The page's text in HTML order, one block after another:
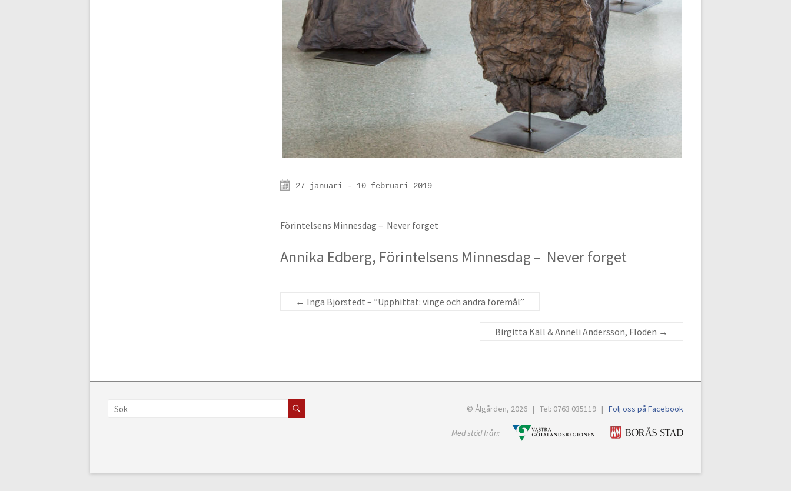
27 januari - 10 februari 2019
Förintelsens Minnesdag – Never forget
Annika Edberg, Förintelsens Minnesdag – Never forget
← Inga Björstedt – ”Upphittat: vinge och andra föremål”
Birgitta Käll & Anneli Andersson, Flöden →
© Ålgården, 2026 | Tel: 0763 035119 | Följ oss på Facebook
Med stöd från: